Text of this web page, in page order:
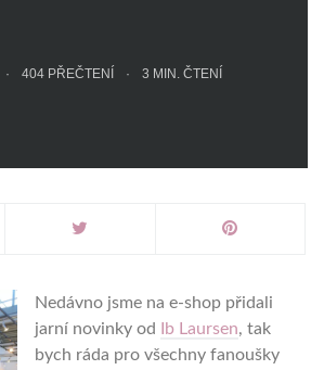
404 PŘEČTENÍ 3 MIN. ČTENÍ
Nedávno jsme na e-shop přidali
jarní novinky od
Ib Laursen, tak
bych ráda pro všechny fanoušky